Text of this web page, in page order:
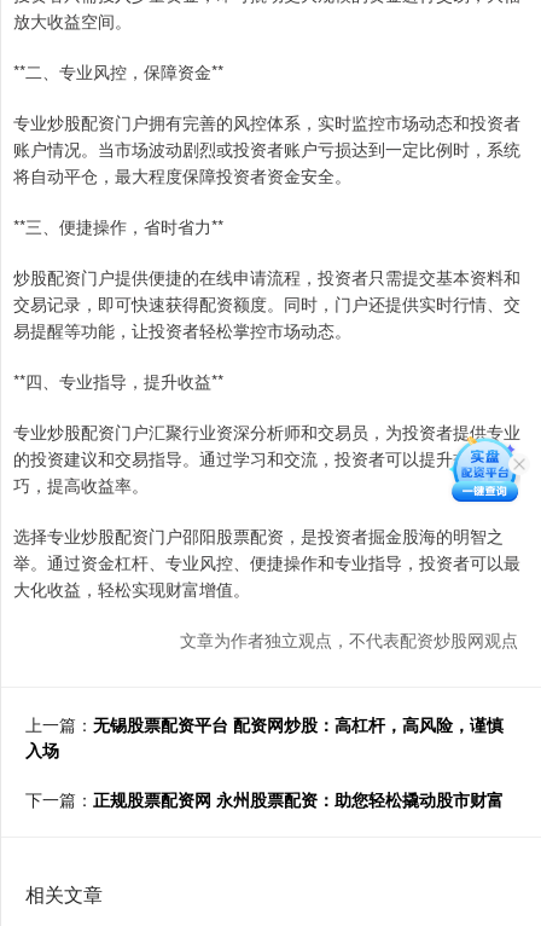
放大收益空间。
**二、专业风控，保障资金**
专业炒股配资门户拥有完善的风控体系，实时监控市场动态和投资者
账户情况。当市场波动剧烈或投资者账户亏损达到一定比例时，系统
将自动平仓，最大程度保障投资者资金安全。
**三、便捷操作，省时省力**
炒股配资门户提供便捷的在线申请流程，投资者只需提交基本资料和
交易记录，即可快速获得配资额度。同时，门户还提供实时行情、交
易提醒等功能，让投资者轻松掌控市场动态。
**四、专业指导，提升收益**
专业炒股配资门户汇聚行业资深分析师和交易员，为投资者提供专业
的投资建议和交易指导。通过学习和交流，投资者可以提升交易技
巧，提高收益率。
选择专业炒股配资门户邵阳股票配资，是投资者掘金股海的明智之
举。通过资金杠杆、专业风控、便捷操作和专业指导，投资者可以最
大化收益，轻松实现财富增值。
文章为作者独立观点，不代表配资炒股网观点
上一篇： 无锡股票配资平台 配资网炒股：高杠杆，高风险，谨慎
入场
下一篇： 正规股票配资网 永州股票配资：助您轻松撬动股市财富
相关文章